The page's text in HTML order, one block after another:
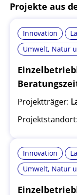
Projekte aus
Innovation
Umwelt, Natur
Projektträger:
Projektstandort:
Innovation
Umwelt, Natur